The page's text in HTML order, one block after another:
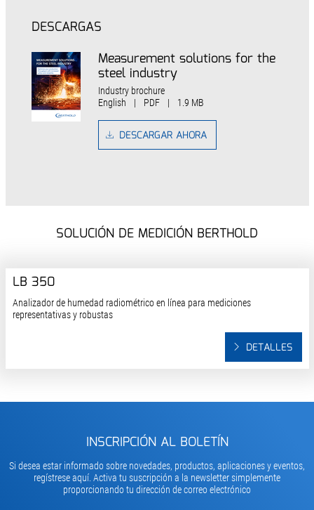
DESCARGAS
Measurement solutions for the
steel industry
Industry brochure
English
| PDF | 1.9 MB
DESCARGAR AHORA
SOLUCIÓN DE MEDICIÓN BERTHOLD
LB 350
Analizador de humedad radiométrico en línea para mediciones
representativas y robustas
DETALLES
INSCRIPCIÓN AL BOLETÍN
Si desea estar informado sobre novedades, productos, aplicaciones y eventos,
regístrese aquí. Activa tu suscripción a la newsletter simplemente
proporcionando tu dirección de correo electrónico